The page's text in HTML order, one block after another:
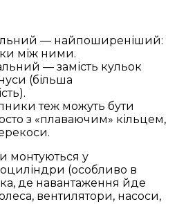
— найпоширеніший:
між ними.
— замість кульок
(більша
теж можуть бути
з «плаваючим» кільцем,
монтуються у
(особливо в
де навантаження йде
вентилятори, насоси,